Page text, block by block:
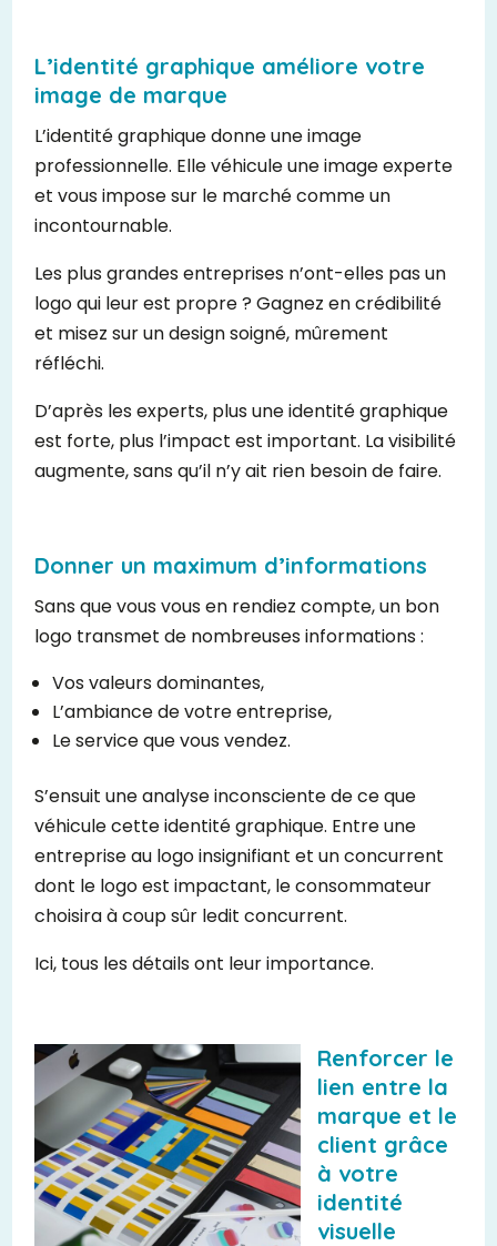
L’identité graphique améliore votre
image de marque
L’identité graphique donne une image
professionnelle. Elle véhicule une image experte
et vous impose sur le marché comme un
incontournable.
Les plus grandes entreprises n’ont-elles pas un
logo qui leur est propre ? Gagnez en crédibilité
et misez sur un design soigné, mûrement
réfléchi.
D’après les experts, plus une identité graphique
est forte, plus l’impact est important. La visibilité
augmente, sans qu’il n’y ait rien besoin de faire.
Donner un maximum d’informations
Sans que vous vous en rendiez compte, un bon
logo transmet de nombreuses informations :
Vos valeurs dominantes,
L’ambiance de votre entreprise,
Le service que vous vendez.
S’ensuit une analyse inconsciente de ce que
véhicule cette identité graphique. Entre une
entreprise au logo insignifiant et un concurrent
dont le logo est impactant, le consommateur
choisira à coup sûr ledit concurrent.
Ici, tous les détails ont leur importance.
Renforcer le
lien entre la
marque et le
client grâce
à votre
identité
visuelle